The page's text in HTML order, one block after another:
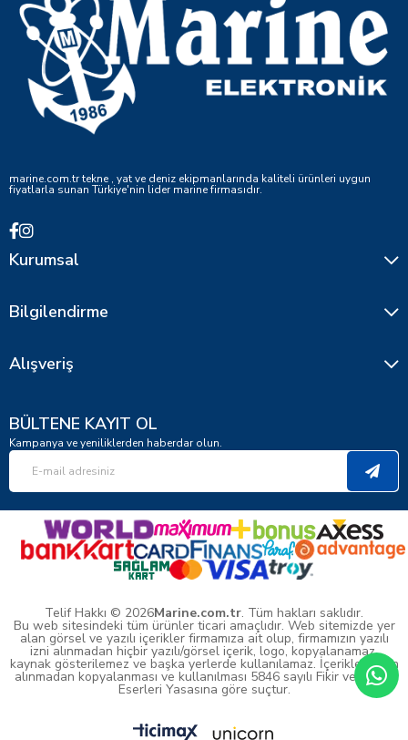
marine.com.tr tekne , yat ve deniz ekipmanlarında kaliteli ürünleri uygun
fiyatlarla sunan Türkiye'nin lider marine firmasıdır.
Kurumsal
Bilgilendirme
Alışveriş
BÜLTENE KAYIT OL
Kampanya ve yeniliklerden haberdar olun.
Telif Hakkı © 2026Marine.com.tr. Tüm hakları saklıdır.
Bu web sitesindeki tüm ürünler ticari amaçlıdır. Web sitemizde yer
alan görsel ve yazılı içerikler firmamıza ait olup, firmamızın yazılı
izni alınmadan hiçbir yazılı/görsel içerik, logo, kopyalanamaz,
kaynak gösterilemez ve başka yerlerde kullanılamaz. İçeriklerin izin
alınmadan kopyalanması ve kullanılması 5846 sayılı Fikir ve Sanat
Eserleri Yasasına göre suçtur.